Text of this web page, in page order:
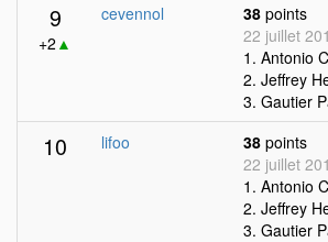
9
+2 ▲
cevennol 38 points
22 juillet
1. Antonio
2. Jeffrey
3. Gautier
10 lifoo 38 points
22 juillet
1. Antonio
2. Jeffrey
3. Gautier